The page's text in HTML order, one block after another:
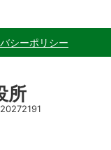
シーポリシー
所